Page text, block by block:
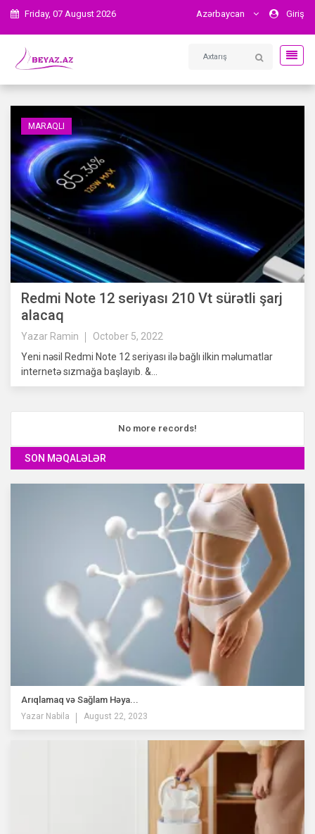
Friday, 07 August 2026 Azərbaycan Giriş
MARAQLI
Redmi Note 12 seriyası 210 Vt sürətli şarj
alacaq
Yazar Ramin
October 5, 2022
Yeni nəsil Redmi Note 12 seriyası ilə bağlı ilkin məlumatlar
internetə sızmağa başlayıb. &...
No more records!
SON MƏQALƏLƏR
Arıqlamaq və Sağlam Həya...
Yazar Nabila August 22, 2023